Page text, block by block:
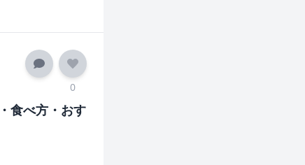
0
食べ方・おす